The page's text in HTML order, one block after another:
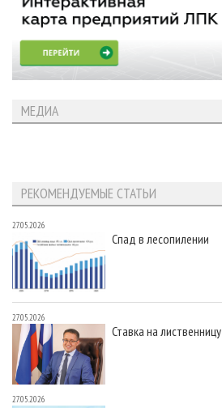
МЕДИА
РЕКОМЕНДУЕМЫЕ СТАТЬИ
27.05.2026
Спад в лесопилении
27.05.2026
Ставка на лиственницу
27.05.2026